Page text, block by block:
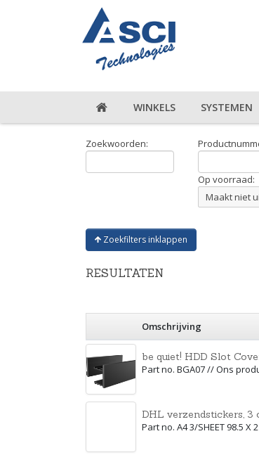
WINKELS SYSTEMEN
Zoekwoorden:
Op voorraad:
Zoekfilters inklappen
RESULTATEN
Omschrijving
be quiet! HDD Slot
Part no. BGA07 // Ons
DHL verzendstickers,
Part no. A4 3/SHEET 98.5